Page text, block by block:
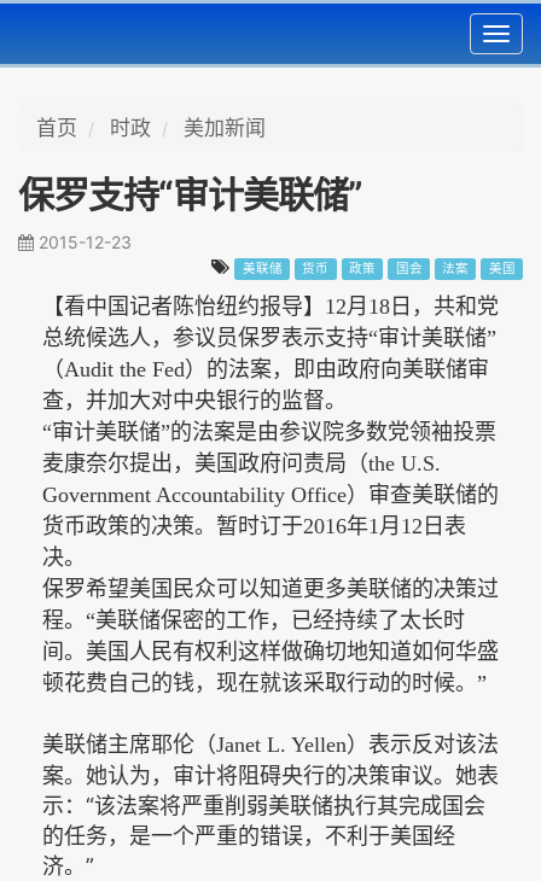
首页 时政 美加新闻
保罗支持“审计美联储”
2015-12-23
美联储 货币 政策 国会 法案 美国
【看中国记者陈怡纽约报导】 12月 18 日，共和党
总统候选人，参议员保罗表示支持“审计美联储”
（Audit the Fed） 的法案，即由政府向美联储审
查，并加大对中央银行的监督。
“审计美联储”的法案是由参议院多数党领袖投票
麦康奈尔提出，美国政府问责局（the U.S.
Government Accountability Office）审查美联储的
货币政策的决策。暂时订于2016年1月 12 日表
决。
保罗希望美国民众可以知道更多美联储的决策过
程。 “美联储保密的工作，已经持续了太长时
间。美国人民有权利这样做确切地知道如何华盛
顿花费自己的钱，现在就该采取行动的时候。”
美联储主席耶伦（Janet L. Yellen）表示反对该法
案。她认为，审计将阻碍央行的决策审议。她表
示：“该法案将严重削弱美联储执行其完成国会
的任务，是一个严重的错误，不利于美国经
济。”